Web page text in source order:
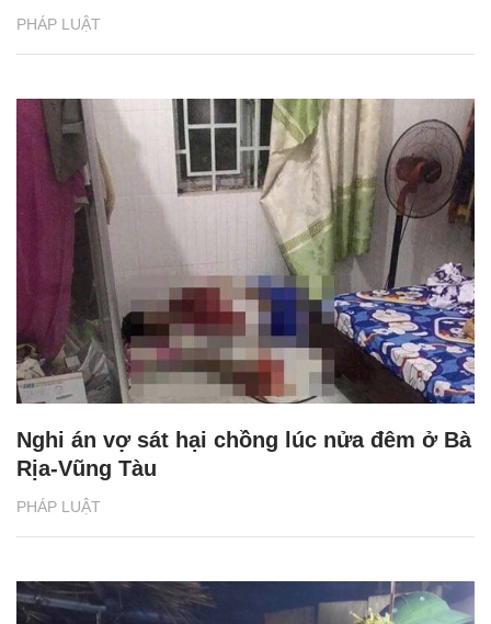
PHÁP LUẬT
PHÁP LUẬT
Nghi án vợ sát hại chồng lúc nửa đêm ở Bà
Rịa-Vũng Tàu